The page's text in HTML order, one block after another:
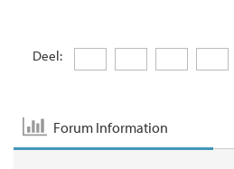
Deel:
Forum Information